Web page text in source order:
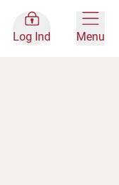
Log Ind Menu